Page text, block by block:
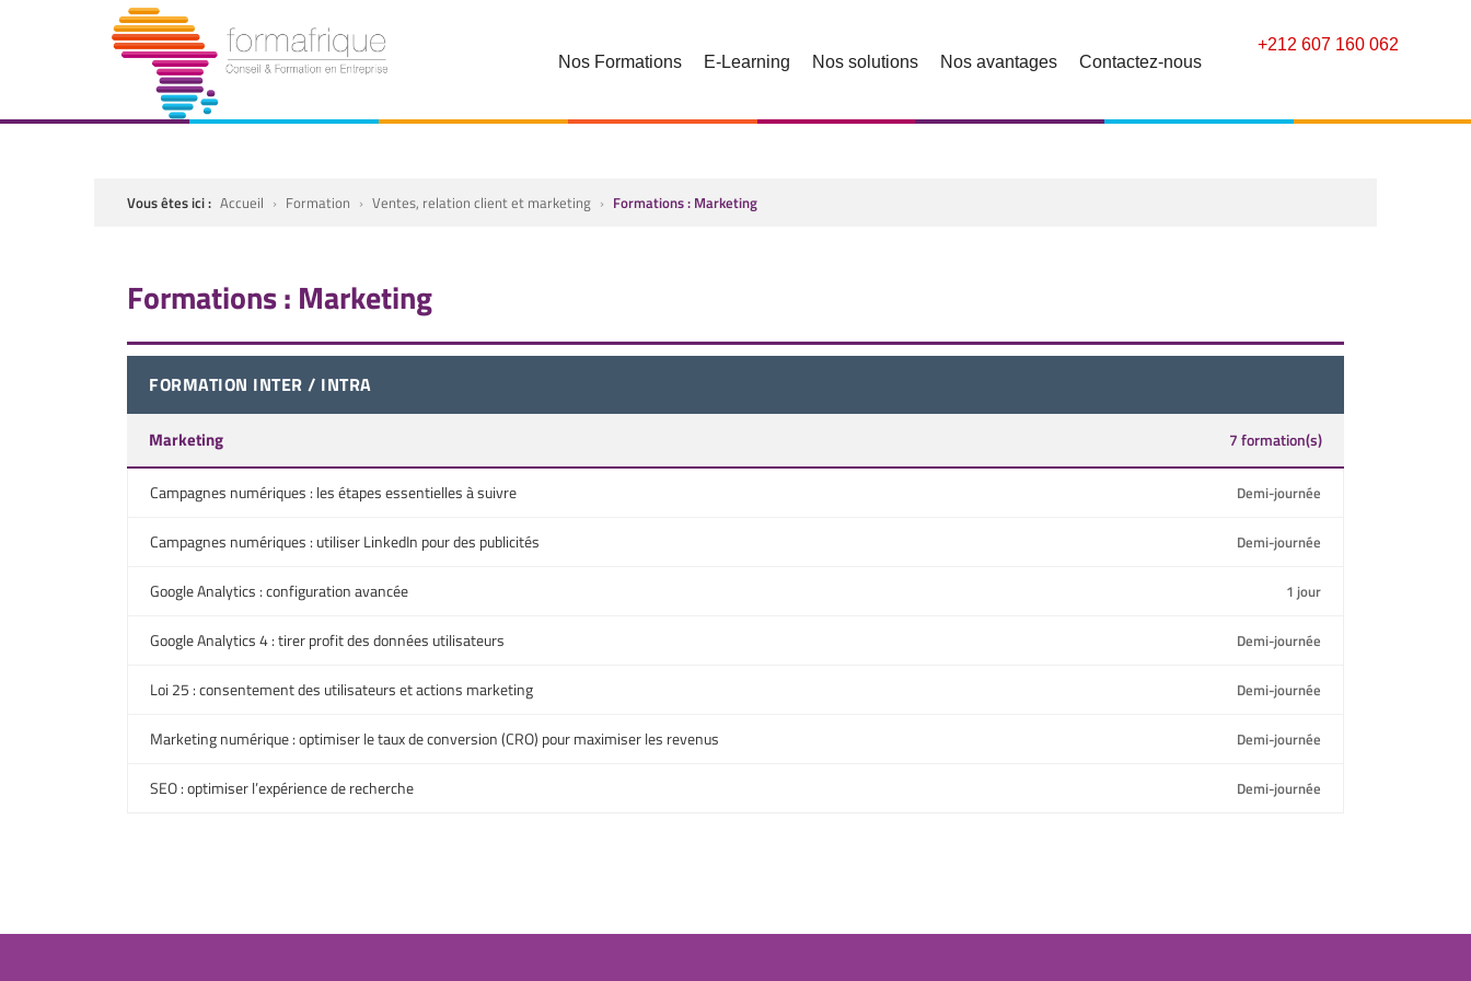
+212 607 160 062
Nos Formations
E-Learning Nos solutions Nos avantages Contactez-nous
Vous êtes ici : Accueil › Formation › Ventes, relation client et marketing › Formations : Marketing
Formations : Marketing
FORMATION INTER / INTRA
Marketing 7 formation(s)
Campagnes numériques : les étapes essentielles à suivre Demi-journée
Campagnes numériques : utiliser LinkedIn pour des publicités Demi-journée
Google Analytics : configuration avancée 1 jour
Google Analytics 4 : tirer profit des données utilisateurs Demi-journée
Loi 25 : consentement des utilisateurs et actions marketing Demi-journée
Marketing numérique : optimiser le taux de conversion (CRO) pour maximiser les revenus Demi-journée
SEO : optimiser l’expérience de recherche Demi-journée